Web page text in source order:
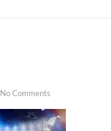
No Comments